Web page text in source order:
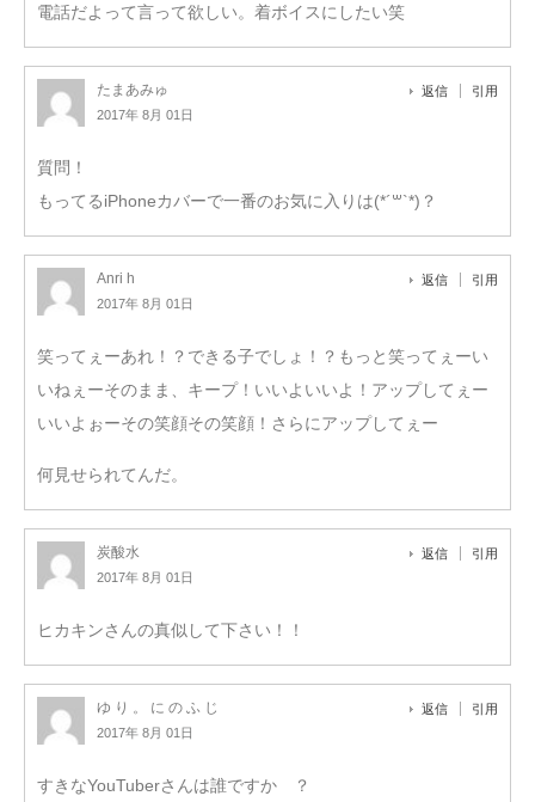
電話だよって言って欲しい。着ボイスにしたい笑
たまあみゅ
2017年 8月 01日
返信 引用
質問！
もってるiPhoneカバーで一番のお気に入りは(*´꒳`*)？
Anri h
2017年 8月 01日
返信 引用
笑ってぇーあれ！？できる子でしょ！？もっと笑ってぇーい
いねぇーそのまま、キープ！いいよいいよ！アップしてぇー
いいよぉーその笑顔その笑顔！さらにアップしてぇー
何見せられてんだ。
炭酸水
2017年 8月 01日
返信 引用
ヒカキンさんの真似して下さい！！
ゆ り 。 に の ふ じ
2017年 8月 01日
返信 引用
すきなYouTuberさんは誰ですか ？